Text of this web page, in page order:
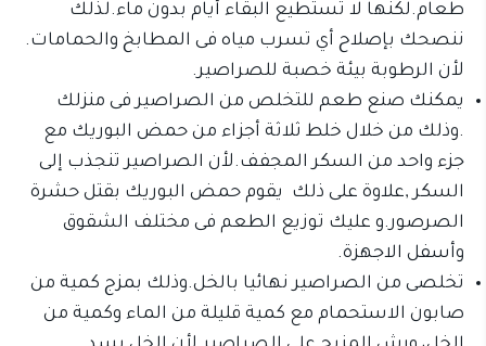
طعام.لكنها لا تستطيع البقاء أيام بدون ماء.لذلك
ننصحك بإصلاح أي تسرب مياه فى المطابخ والحمامات.
لأن الرطوبة بيئة خصبة للصراصير.
يمكنك صنع طعم للتخلص من الصراصير فى منزلك
.وذلك من خلال خلط ثلاثة أجزاء من حمض البوريك مع
جزء واحد من السكر المجفف.لأن الصراصير تنجذب إلى
السكر ,علاوة على ذلك يقوم حمض البوريك بقتل حشرة
الصرصور.و عليك توزيع الطعم فى مختلف الشقوق
وأسفل الاجهزة.
تخلصى من الصراصير نهائيا بالخل.وذلك بمزج كمية من
صابون الاستحمام مع كمية قليلة من الماء وكمية من